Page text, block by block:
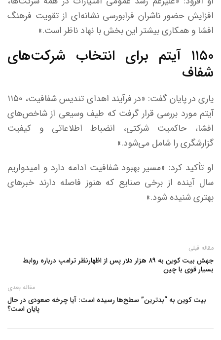
افزایش حضور ناشران فرابورسی نشانه‌ای از تقویت فرهنگ
افشا و همکاری بیشتر این بخش با نهاد ناظر است.»
۱۱۵۰ آیتم برای انتخاب شرکت‌های
شفاف
یاری در پایان گفت: «در فرآیند اهدای تندیس شفافیت، ۱۱۵۰
آیتم مورد بررسی قرار گرفت که طیف وسیعی از شاخص‌های
افشا، حاکمیت شرکتی، انضباط اطلاعاتی و کیفیت
گزارشگری را شامل می‌شود.»
او تأکید کرد: «مسیر بهبود شفافیت ادامه دارد و امیدواریم
سال آینده از برخی صنایع که هنوز فاصله دارند خبر‌های
بهتری شنیده شود.»
مقاله قبلی
جهش بیت‌ کوین به ۸۹ هزار دلار پس از اظهارنظر ترامپ درباره روابط
بسیار قوی با چین
مقاله بعدی
بیت ‌کوین به “بدترین” سطح‌ها رسیده است: آیا چرخه صعودی در حال
پایان است؟